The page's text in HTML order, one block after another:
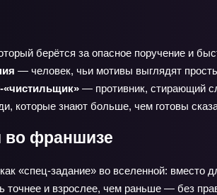
берётся за опасное поручение и
— человек, чьи мотивы выглядят
— противник, стирающий
которые знают больше, чем готовы
во франшизе
«спец‑задание» во вселенной:
точнее и взрослее, чем раньше — без